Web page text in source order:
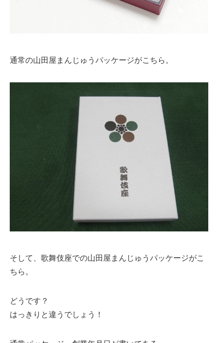
通常の山田屋まんじゅうパッケージがこちら。
そして、歌舞伎座での山田屋まんじゅうパッケージがこ
ちら。
どうです？
はっきりと違うでしょう！